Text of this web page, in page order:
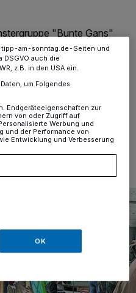
"Bunte Gans"
Ausstellung: Im alten
21, erwartet die
stimmungsvolles und
Lesezeit
indem Sie auf den Link
tipp-am-sonntag.de-Seiten und
DSGVO auch die
z.B. in den USA ein.
um Folgendes
Endgeräteeigenschaften zur
von oder Zugriff auf
Werbung und
und der Performance von
Entwicklung und Verbesserung
OK